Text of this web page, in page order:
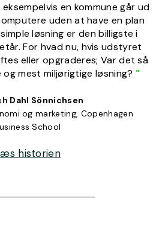
en kommune går ud
uden at have en plan
løsning er den billigste i
For hvad nu, hvis udstyret
eller opgraderes; Var det så
mest miljørigtige løsning? "
Dahl Sönnichsen
og marketing, Copenhagen
School
historien